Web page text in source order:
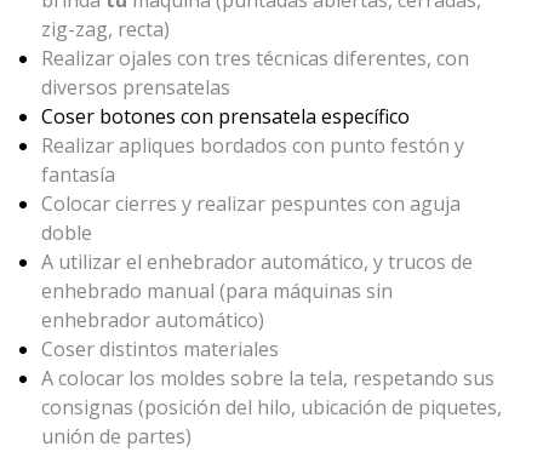
zig-zag, recta)
Realizar ojales con tres técnicas diferentes, con
diversos prensatelas
Coser botones con prensatela específico
Realizar apliques bordados con punto festón y
fantasía
Colocar cierres y realizar pespuntes con aguja
doble
A utilizar el enhebrador automático, y trucos de
enhebrado manual (para máquinas sin
enhebrador automático)
Coser distintos materiales
A colocar los moldes sobre la tela, respetando sus
consignas (posición del hilo, ubicación de piquetes,
unión de partes)